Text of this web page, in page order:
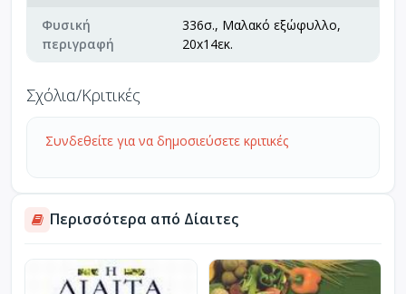
Φυσική
περιγραφή
336σ., Μαλακό εξώφυλλο,
20x14εκ.
Σχόλια/Κριτικές
Συνδεθείτε για να δημοσιεύσετε κριτικές
Περισσότερα από Δίαιτες